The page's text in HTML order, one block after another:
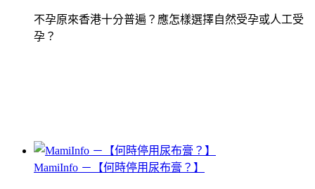
不孕原來香港十分普遍？應怎樣選擇自然受孕或人工受
孕？
MamiInfo －【何時停用尿布膏？】